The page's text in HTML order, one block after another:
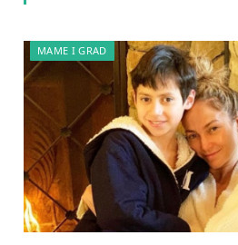
MAME I GRAD